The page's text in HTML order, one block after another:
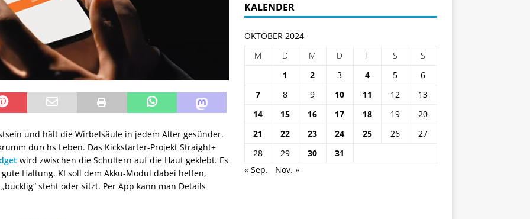
und hält die Wirbelsäule in jedem Alter gesünder.
durchs Leben. Das Kickstarter-Projekt Straight+
wird zwischen die Schultern auf die Haut geklebt. Es
Haltung. KI soll dem Akku-Modul dabei helfen,
steht oder sitzt. Per App kann man Details
KALENDER
OKTOBER 2024
M
D M D F S
S
1
2 3 4 5
6
7
8 9 10 11 12
13
14
15 16 17 18 19
20
21
22 23 24 25 26
27
28
29 30
31
« Sep.
Nov. »